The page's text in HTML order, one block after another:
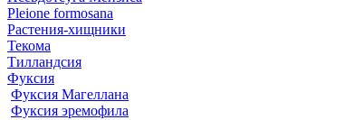
Pleione formosana
Растения-хищники
Текома
Тилландсия
Фуксия
Фуксия Магеллана
Фуксия эремофила